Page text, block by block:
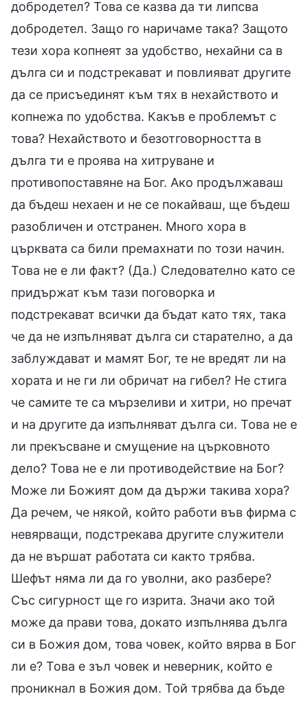
добродетел? Това се казва да ти липсва
добродетел. Защо го наричаме така? Защото
тези хора копнеят за удобство, нехайни са в
дълга си и подстрекават и повлияват другите
да се присъединят към тях в нехайството и
копнежа по удобства. Какъв е проблемът с
това? Нехайството и безотговорността в
дълга ти е проява на хитруване и
противопоставяне на Бог. Ако продължаваш
да бъдеш нехаен и не се покайваш, ще бъдеш
разобличен и отстранен. Много хора в
църквата са били премахнати по този начин.
Това не е ли факт? (Да.) Следователно като се
придържат към тази поговорка и
подстрекават всички да бъдат като тях, така
че да не изпълняват дълга си старателно, а да
заблуждават и мамят Бог, те не вредят ли на
хората и не ги ли обричат на гибел? Не стига
че самите те са мързеливи и хитри, но пречат
и на другите да изпълняват дълга си. Това не е
ли прекъсване и смущение на църковното
дело? Това не е ли противодействие на Бог?
Може ли Божият дом да държи такива хора?
Да речем, че някой, който работи във фирма с
невярващи, подстрекава другите служители
да не вършат работата си както трябва.
Шефът няма ли да го уволни, ако разбере?
Със сигурност ще го изрита. Значи ако той
може да прави това, докато изпълнява дълга
си в Божия дом, това човек, който вярва в Бог
ли е? Това е зъл човек и неверник, който е
проникнал в Божия дом. Той трябва да бъде